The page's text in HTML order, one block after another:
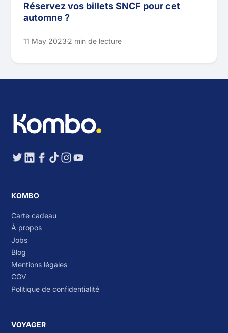
Réservez vos billets SNCF pour cet
automne ?
11 May 20232 min de lecture
KOMBO
Carte cadeau
À propos
Jobs
Blog
Mentions légales
CGV
Politique de confidentialité
VOYAGER